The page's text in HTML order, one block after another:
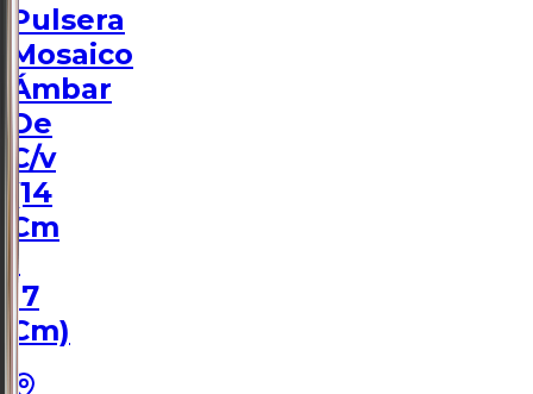
Pulsera
Mosaico
Ámbar
De
C/v
(14
Cm
-
17
Cm)